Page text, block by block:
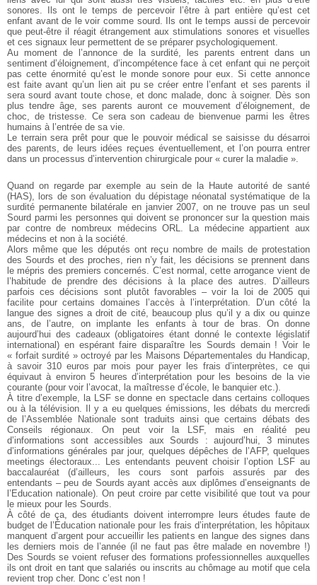
sonores. Ils ont le temps de percevoir l’être à part entière qu’est cet
enfant avant de le voir comme sourd. Ils ont le temps aussi de percevoir
que peut-être il réagit étrangement aux stimulations sonores et visuelles
et ces signaux leur permettent de se préparer psychologiquement.
Au moment de l’annonce de la surdité, les parents entrent dans un
sentiment d’éloignement, d’incompétence face à cet enfant qui ne perçoit
pas cette énormité qu’est le monde sonore pour eux. Si cette annonce
est faite avant qu’un lien ait pu se créer entre l’enfant et ses parents il
sera sourd avant toute chose, et donc malade, donc à soigner. Dès son
plus tendre âge, ses parents auront ce mouvement d’éloignement, de
choc, de tristesse. Ce sera son cadeau de bienvenue parmi les êtres
humains à l’entrée de sa vie.
Le terrain sera prêt pour que le pouvoir médical se saisisse du désarroi
des parents, de leurs idées reçues éventuellement, et l’on pourra entrer
dans un processus d’intervention chirurgicale pour « curer la maladie ».
Quand on regarde par exemple au sein de la Haute autorité de santé
(HAS), lors de son évaluation du dépistage néonatal systématique de la
surdité permanente bilatérale en janvier 2007, on ne trouve pas un seul
Sourd parmi les personnes qui doivent se prononcer sur la question mais
par contre de nombreux médecins ORL. La médecine appartient aux
médecins et non à la société.
Alors même que les députés ont reçu nombre de mails de protestation
des Sourds et des proches, rien n’y fait, les décisions se prennent dans
le mépris des premiers concernés. C’est normal, cette arrogance vient de
l’habitude de prendre des décisions à la place des autres. D’ailleurs
parfois ces décisions sont plutôt favorables – voir la loi de 2005 qui
facilite pour certains domaines l’accès à l’interprétation. D’un côté la
langue des signes a droit de cité, beaucoup plus qu’il y a dix ou quinze
ans, de l’autre, on implante les enfants à tour de bras. On donne
aujourd’hui des cadeaux (obligatoires étant donné le contexte législatif
international) en espérant faire disparaître les Sourds demain ! Voir le
« forfait surdité » octroyé par les Maisons Départementales du Handicap,
à savoir 310 euros par mois pour payer les frais d’interprètes, ce qui
équivaut à environ 5 heures d’interprétation pour les besoins de la vie
courante (pour voir l’avocat, la maîtresse d’école, le banquier etc.).
À titre d’exemple, la LSF se donne en spectacle dans certains colloques
ou à la télévision. Il y a eu quelques émissions, les débats du mercredi
de l’Assemblée Nationale sont traduits ainsi que certains débats des
Conseils régionaux. On peut voir la LSF, mais en réalité peu
d’informations sont accessibles aux Sourds : aujourd’hui, 3 minutes
d’informations générales par jour, quelques dépêches de l’AFP, quelques
meetings électoraux... Les entendants peuvent choisir l’option LSF au
baccalauréat (d’ailleurs, les cours sont parfois assurés par des
entendants – peu de Sourds ayant accès aux diplômes d’enseignants de
l’Education nationale). On peut croire par cette visibilité que tout va pour
le mieux pour les Sourds.
À côté de ça, des étudiants doivent interrompre leurs études faute de
budget de l’Éducation nationale pour les frais d’interprétation, les hôpitaux
manquent d’argent pour accueillir les patients en langue des signes dans
les derniers mois de l’année (il ne faut pas être malade en novembre !)
Des Sourds se voient refuser des formations professionnelles auxquelles
ils ont droit en tant que salariés ou inscrits au chômage au motif que cela
revient trop cher. Donc c’est non !